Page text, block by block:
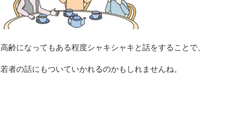
高齢になってもある程度シャキシャキと話をすることで、
若者の話にもついていかれるのかもしれませんね。